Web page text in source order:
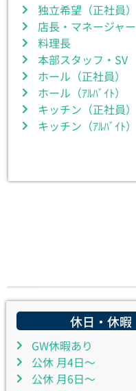
独立希望（正社員）
店長・マネージャー
料理長
本部スタッフ・SV
ホール（正社員）
ホール（ｱﾙﾊﾞｲﾄ）
キッチン（正社員）
キッチン（ｱﾙﾊﾞｲﾄ）
休日・休暇
GW休暇あり
公休 月4日～
公休 月6日～